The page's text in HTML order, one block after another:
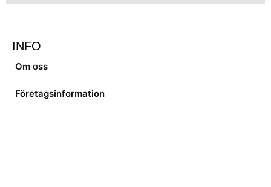
INFO
Om oss
Företagsinformation